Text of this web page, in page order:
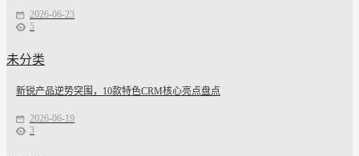
2026-06-23
5
未分类
新锐产品逆势突围，10款特色CRM核心亮点盘点
2026-06-19
3